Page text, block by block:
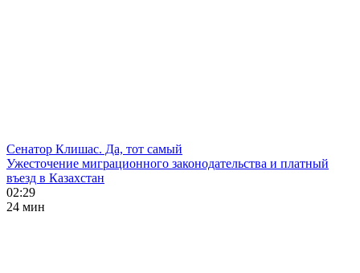
Сенатор Клишас. Да, тот самый
Ужесточение миграционного законодательства и платный
въезд в Казахстан
02:29
24 мин